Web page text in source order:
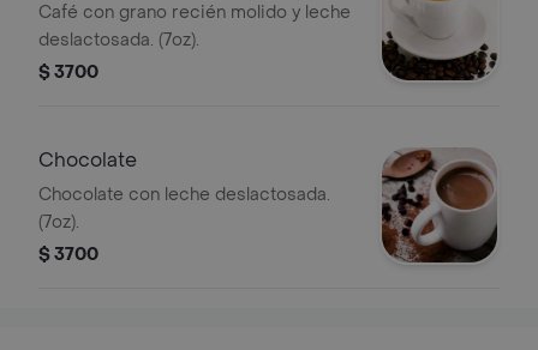
Café con grano recién molido y leche
deslactosada. (7oz).
$ 3700
Chocolate
Chocolate con leche deslactosada.
(7oz).
$ 3700